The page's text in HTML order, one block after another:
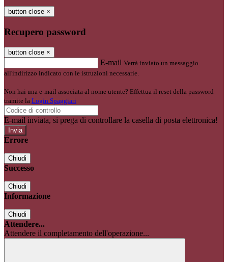
button close ×
Recupero password
button close ×
E-mail Verrà inviato un messaggio
all'indirizzo indicato con le istruzioni necessarie.
Non hai una e-mail associata al nome utente? Effettua il reset della password
tramite la Login Spaggiari
E-mail inviata, si prega di controllare la casella di posta elettronica!
Errore
Chiudi
Successo
Chiudi
Informazione
Chiudi
Attendere...
Attendere il completamento dell'operazione...